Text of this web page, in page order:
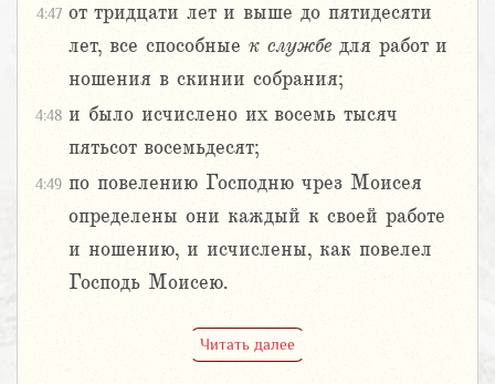
4:47 от тридцати лет и выше до пятидесяти
лет, все способные к службе для работ и
ношения в скинии собрания;
4:48 и было исчислено их восемь тысяч
пятьсот восемьдесят;
4:49 по повелению Господню чрез Моисея
определены они каждый к своей работе
и ношению, и исчислены, как повелел
Господь Моисею.
Читать далее